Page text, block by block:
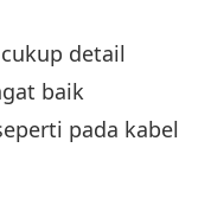
detail
baik
pada kabel